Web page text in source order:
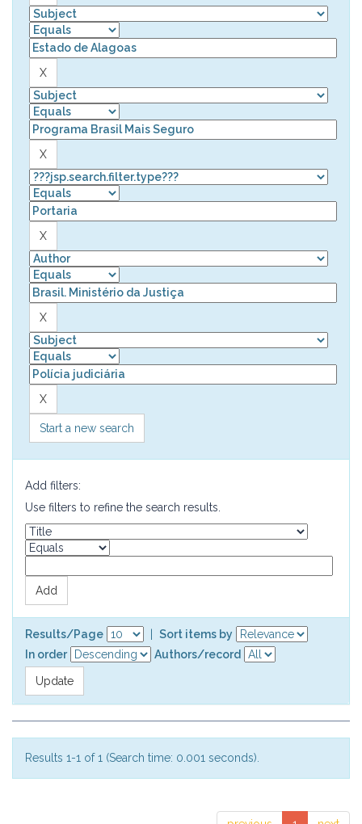
Start a new search
Add filters:
Use filters to refine the search results.
Results/Page
Sort items by
In order
Authors/record
Results 1-1 of 1 (Search time: 0.001 seconds).